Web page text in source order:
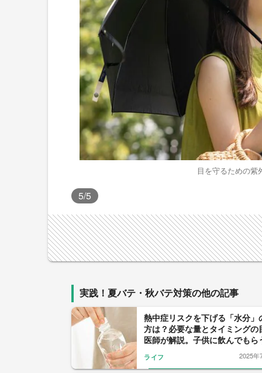
目を守るための紫
5/5
実践！夏バテ・秋バテ対策の他の記事
熱中症リスクを下げる「水分」
方は？必要な量とタイミングの
医師が解説。子供に飲んでもら
ライフ 2025年